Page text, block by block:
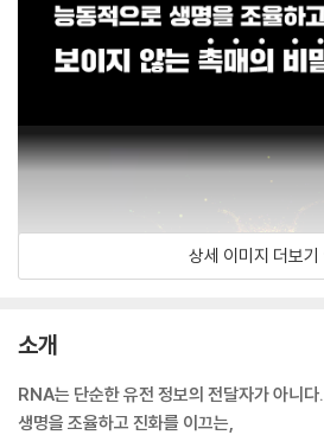
상세 이미지 더보기
소개
RNA는 단순한 유전 정보의 전달자가 아니다.
생명을 조율하고 진화를 이끄는,